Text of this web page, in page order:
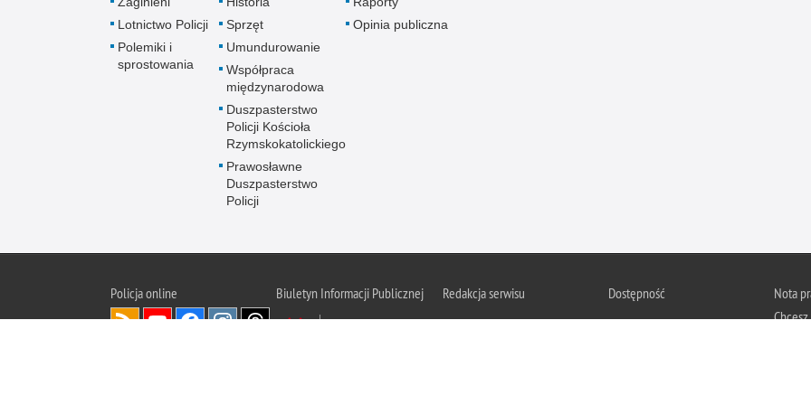
Lotnictwo Policji
Polemiki i
sprostowania
Sprzęt
Umundurowanie
Współpraca
międzynarodowa
Duszpasterstwo
Policji Kościoła
Rzymskokatolickiego
Prawosławne
Duszpasterstwo
Policji
Opinia publiczna
Policjaonline
Biuletyn Informacji Publicznej
Redakcja serwisu
Kontakt z redakcją
Dostępność
Deklaracja dostępności
Nota